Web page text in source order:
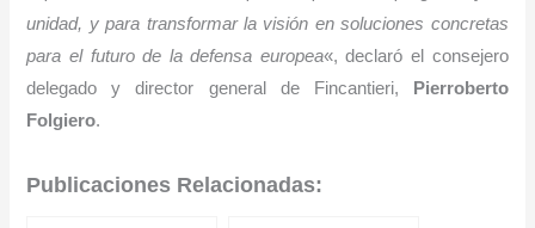
unidad, y para transformar la visión en soluciones concretas
para el futuro de la defensa europea«, declaró el consejero
delegado y director general de Fincantieri,
Pierroberto
Folgiero.
Publicaciones Relacionadas: